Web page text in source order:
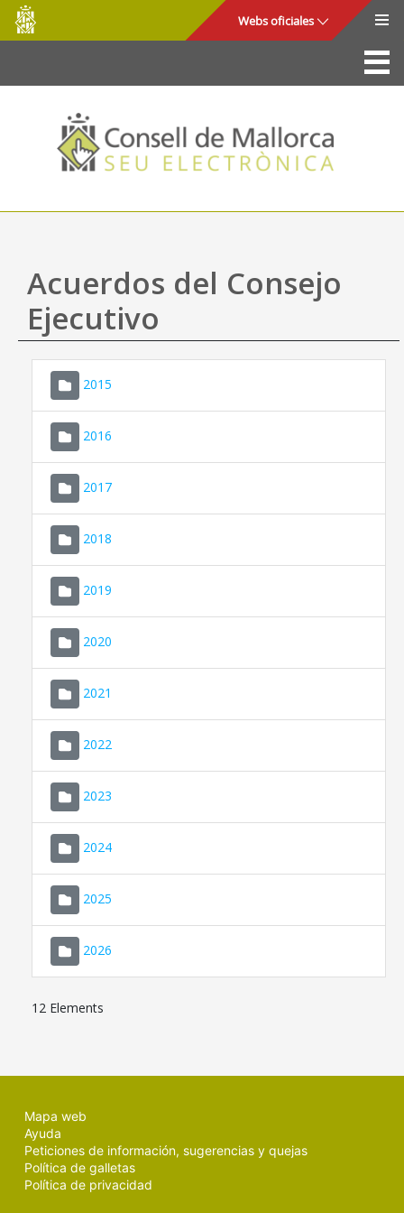
Saltar al contenido principal
Consell
de
Mallorca
Webs oficiales
La Sede
Consejo de Mallorca
Acceso y seguridad
Utilidades
Mapa web
Ayuda
Acuerdos del Consejo
Ejecutivo
2015
2016
2017
2018
2019
2020
2021
2022
2023
2024
2025
2026
12 Elements
Mapa web
Ayuda
Peticiones de información, sugerencias y quejas
Política de galletas
Política de privacidad